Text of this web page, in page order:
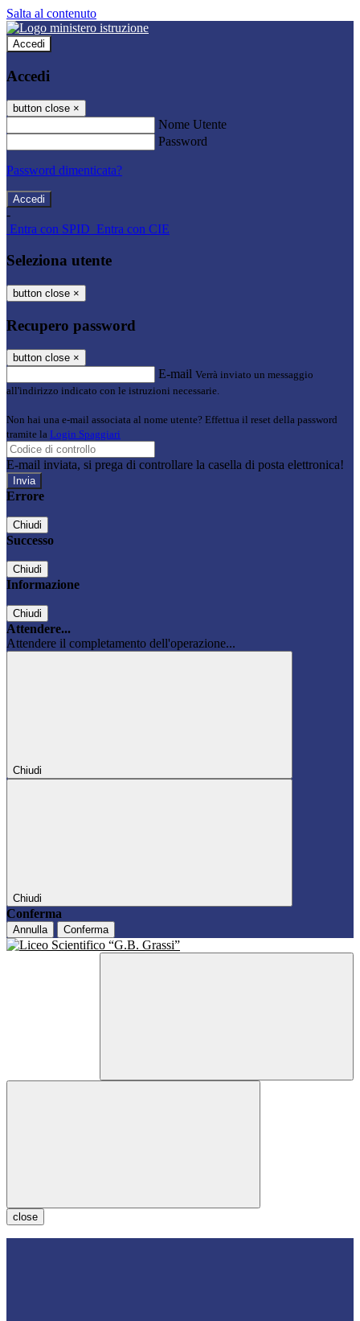
Salta al contenuto
Accedi
Accedi
button close ×
Nome Utente
Password
Password dimenticata?
-
Entra con SPID Entra con CIE
Seleziona utente
button close ×
Recupero password
button close ×
E-mail Verrà inviato un messaggio
all'indirizzo indicato con le istruzioni necessarie.
Non hai una e-mail associata al nome utente? Effettua il reset della password
tramite la Login Spaggiari
E-mail inviata, si prega di controllare la casella di posta elettronica!
Errore
Chiudi
Successo
Chiudi
Informazione
Chiudi
Attendere...
Attendere il completamento dell'operazione...
Chiudi
Chiudi
Conferma
Annulla Conferma
close